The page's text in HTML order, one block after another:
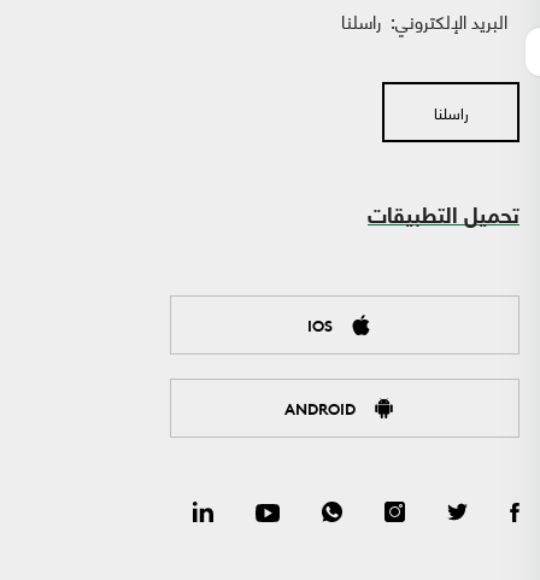
البريد الإلكتروني: راسلنا
راسلنا
تحميل التطبيقات
IOS
ANDROID